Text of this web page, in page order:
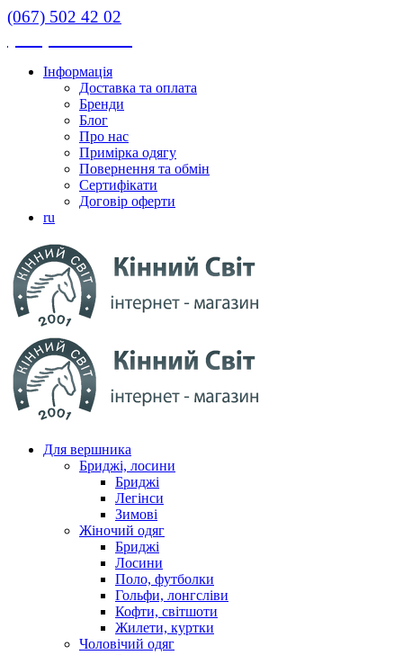
(067) 502 42 02
Інформація
Доставка та оплата
Бренди
Блог
Про нас
Примірка одягу
Повернення та обмін
Сертифікати
Договір оферти
ru
Для вершника
Бриджі, лосини
Бриджі
Легінси
Зимові
Жіночий одяг
Бриджі
Лосини
Поло, футболки
Гольфи, лонгсліви
Кофти, світшоти
Жилети, куртки
Чоловічий одяг